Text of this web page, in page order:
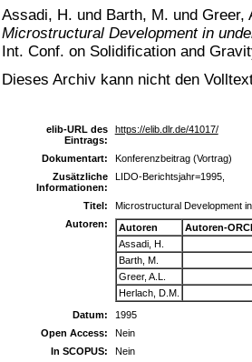
Assadi, H. und Barth, M. und Greer,
Microstructural Development in
Int. Conf. on Solidification and
Dieses Archiv kann nicht den
elib-URL des
Eintrags:
https://elib.dlr.de/41017/
Dokumentart:
Konferenzbeitrag (Vortrag)
Zusätzliche
Informationen:
LIDO-Berichtsjahr=1995,
Titel:
Microstructural Development
Autoren:
Autoren
Autoren-
Assadi, H.
Barth, M.
Greer, A.L.
Herlach, D.M.
Datum:
1995
Open Access:
Nein
In SCOPUS:
Nein